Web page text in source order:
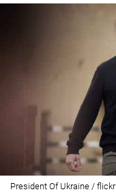
President Of Ukraine / flickr